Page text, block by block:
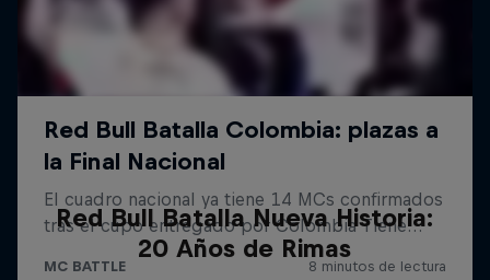
Red Bull Batalla Nueva Historia:
20 Años de Rimas